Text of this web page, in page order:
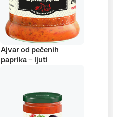
Ajvar od pečenih
paprika – ljuti